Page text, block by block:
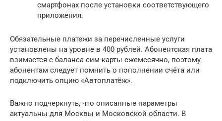
смартфонах после установки соответствующего
приложения.
Обязательные платежи за перечисленные услуги
установлены на уровне в 400 рублей. Абонентская плата
взимается с баланса сим-карты ежемесячно, поэтому
абонентам следует помнить о пополнении счёта или
подключить опцию «Автоплатёж».
Важно подчеркнуть, что описанные параметры
актуальны для Москвы и Московской области. В